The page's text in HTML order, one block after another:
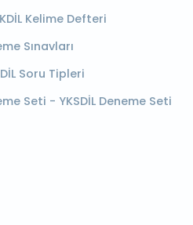
Kelime Defteri
Sınavları
Soru Tipleri
Seti - YKSDİL Deneme Seti